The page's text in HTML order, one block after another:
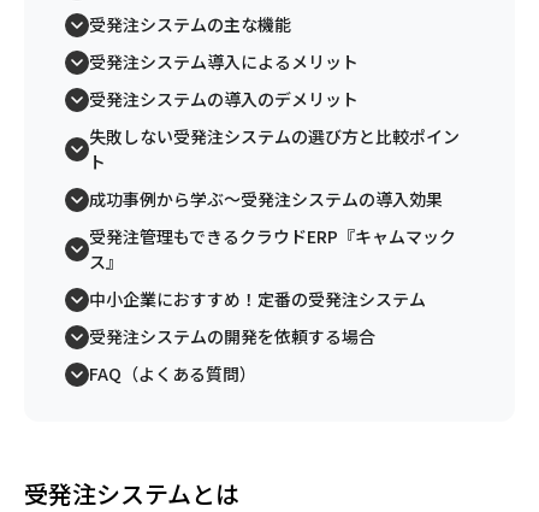
受発注システムの主な機能
受発注システム導入によるメリット
受発注システムの導入のデメリット
失敗しない受発注システムの選び方と比較ポイン
ト
成功事例から学ぶ～受発注システムの導入効果
受発注管理もできるクラウドERP『キャムマック
ス』
中小企業におすすめ！定番の受発注システム
受発注システムの開発を依頼する場合
FAQ（よくある質問）
受発注システムとは